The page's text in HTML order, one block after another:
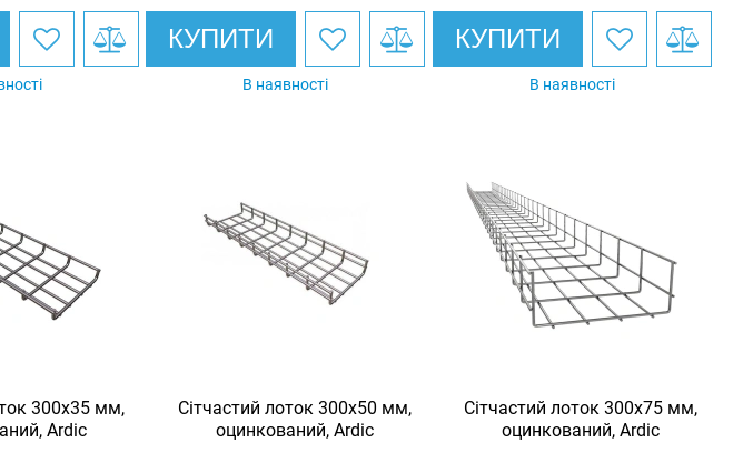
КУПИТИ
В наявності
КУПИТИ
В наявності
300х35 мм,
Ardic
Сітчастий лоток 300х50 мм,
оцинкований, Ardic
Сітчастий лоток 300х75 мм,
оцинкований, Ardic